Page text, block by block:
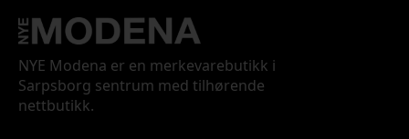
NYE Modena er en merkevarebutikk i
Sarpsborg sentrum med tilhørende
nettbutikk.